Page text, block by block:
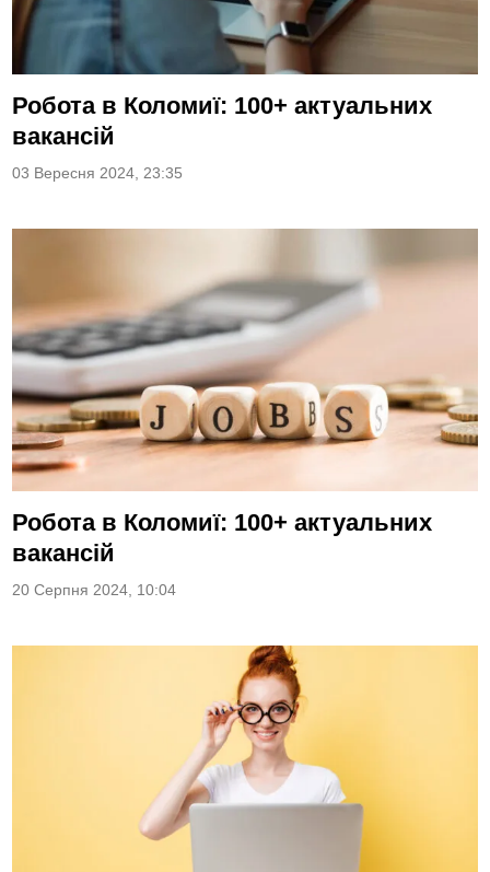
Робота в Коломиї: 100+ актуальних
вакансій
03 Вересня 2024, 23:35
Робота в Коломиї: 100+ актуальних
вакансій
20 Серпня 2024, 10:04